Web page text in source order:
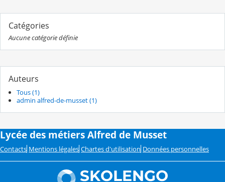
Catégories
Aucune catégorie définie
Auteurs
Tous (1)
admin alfred-de-musset (1)
Lycée des métiers Alfred de Musset
Contacts Mentions légales Chartes d'utilisation Données personnelles